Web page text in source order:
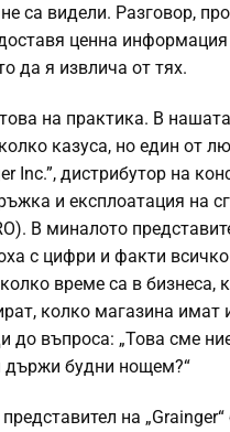
са видели. Разговор,
ценна
да я извлича от тях.
на практика. В
казуса, но един от
Inc.”, дистрибутор на
и експлоатация на
В миналото
с цифри и факти
време са в бизнеса,
колко магазина имат
до въпроса: „Това сме
държи будни нощем?“
на „Grainger“